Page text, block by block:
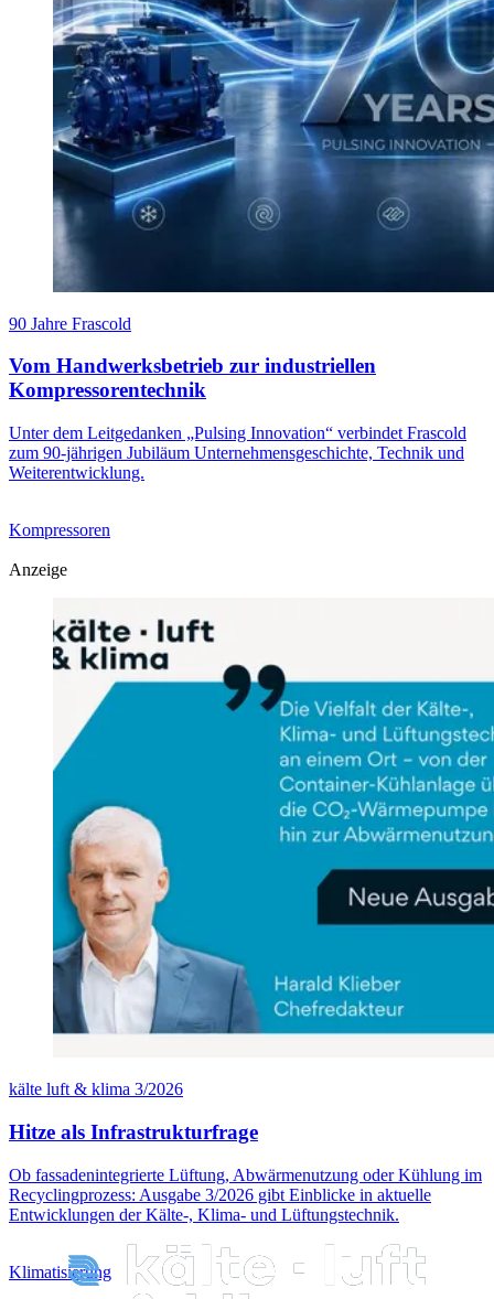
90 Jahre Frascold
Vom Handwerksbetrieb zur industriellen
Kompressorentechnik
Unter dem Leitgedanken „Pulsing Innovation“ verbindet Frascold
zum 90-jährigen Jubiläum Unternehmensgeschichte, Technik und
Weiterentwicklung.
Kompressoren
Anzeige
kälte luft & klima 3/2026
Hitze als Infrastrukturfrage
Ob fassadenintegrierte Lüftung, Abwärmenutzung oder Kühlung im
Recyclingprozess: Ausgabe 3/2026 gibt Einblicke in aktuelle
Entwicklungen der Kälte-, Klima- und Lüftungstechnik.
Klimatisierung